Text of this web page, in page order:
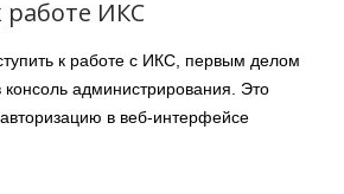
работе ИКС
к работе с ИКС, первым делом
консоль администрирования. Это
в веб-интерфейсе